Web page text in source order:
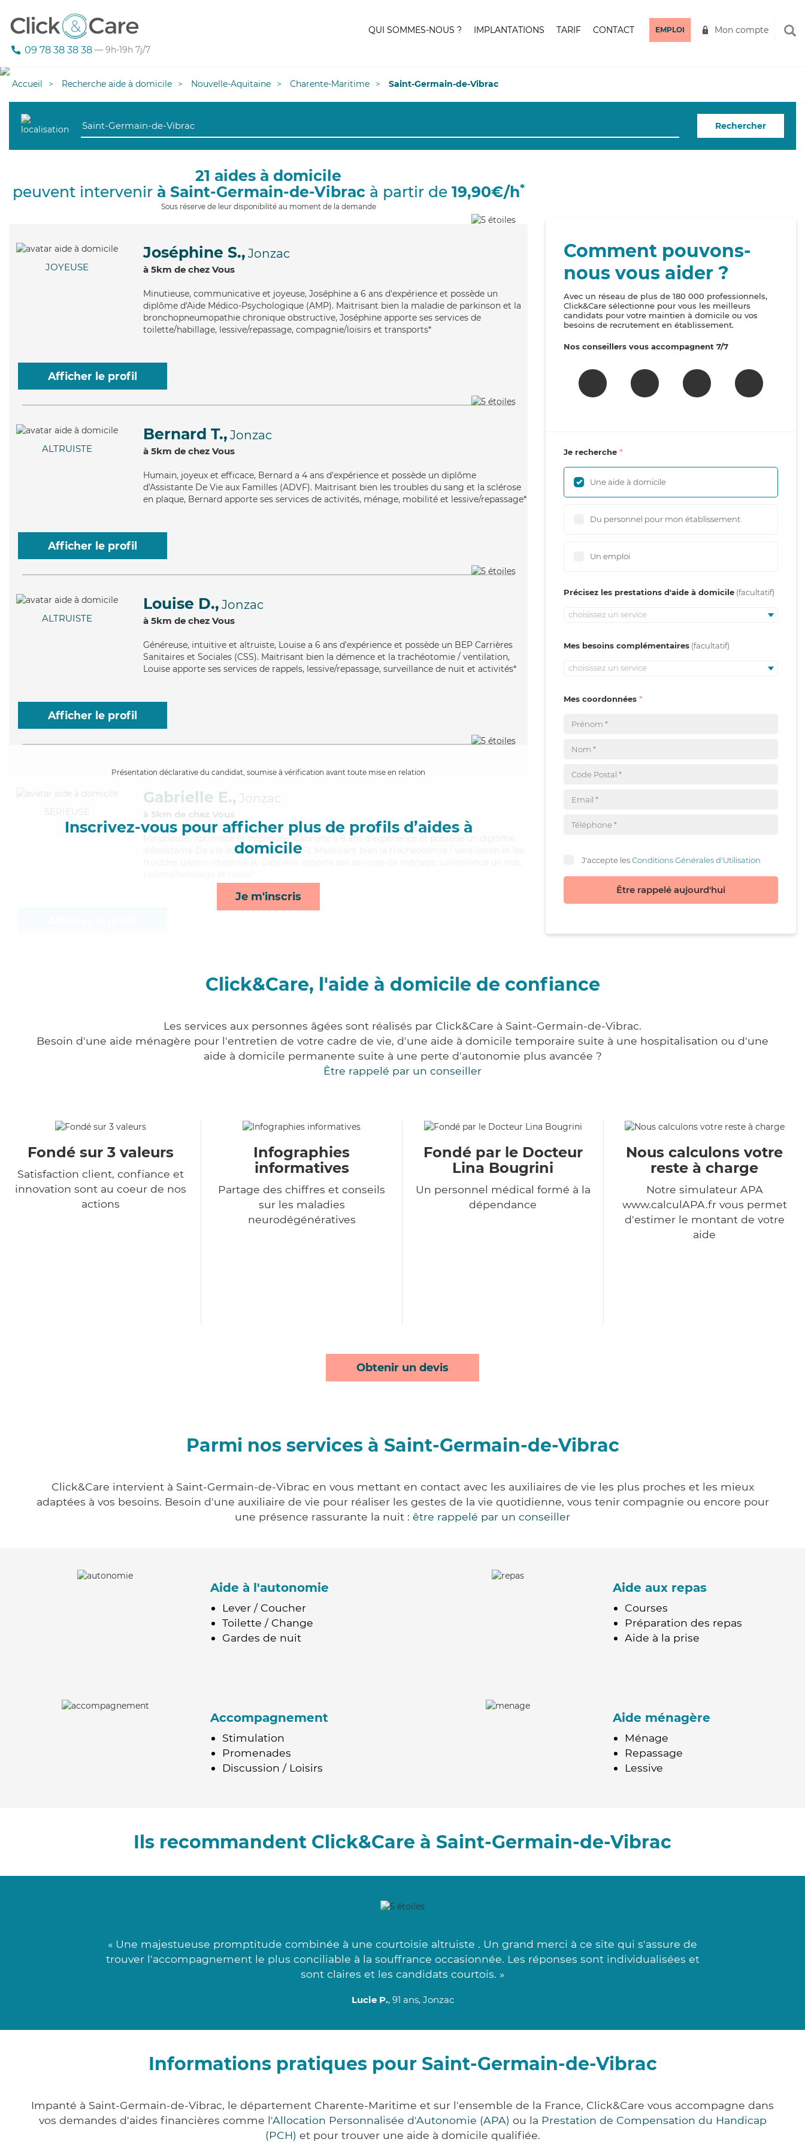
09 78 38 38 38 — 9h-19h 7j/7
QUI SOMMES-NOUS ? IMPLANTATIONS TARIF CONTACT EMPLOI Mon compte
Accueil Recherche aide à domicile Nouvelle-Aquitaine Charente-Maritime Saint-Germain-de-Vibrac
Rechercher
21 aides à domicile
peuvent intervenir à Saint-Germain-de-Vibracà partir de 19,90€/h*
Sous réserve de leur disponibilité au moment de la demande
JOYEUSE
Joséphine S., Jonzac
à 5km de chez Vous
Minutieuse, communicative et joyeuse, Joséphine a 6 ans d'expérience et possède un
diplôme d'Aide Médico-Psychologique (AMP). Maitrisant bien la maladie de parkinson et la
bronchopneumopathie chronique obstructive, Joséphine apporte ses services de
toilette/habillage, lessive/repassage, compagnie/loisirs et transports*
Afficher le profil
ALTRUISTE
Bernard T., Jonzac
à 5km de chez Vous
Humain, joyeux et efficace, Bernard a 4 ans d'expérience et possède un diplôme
d'Assistante De Vie aux Familles (ADVF). Maitrisant bien les troubles du sang et la sclérose
en plaque, Bernard apporte ses services de activités, ménage, mobilité et lessive/repassage*
Afficher le profil
ALTRUISTE
Louise D., Jonzac
à 5km de chez Vous
Généreuse, intuitive et altruiste, Louise a 6 ans d'expérience et possède un BEP Carrières
Sanitaires et Sociales (CSS). Maitrisant bien la démence et la trachéotomie / ventilation,
Louise apporte ses services de rappels, lessive/repassage, surveillance de nuit et activités*
Afficher le profil
Présentation déclarative du candidat, soumise à vérification avant toute mise en relation
Inscrivez-vous pour afficher plus de profils d’aides à
domicile
Je m'inscris
SÉRIEUSE
Gabrielle E., Jonzac
à 5km de chez Vous
Minutieuse
, optimiste et impliquée, Gabrielle a 8 ans d'expérience et possède un diplôme
d'Assistante De Vie aux Familles (ADVF). Maitrisant bien la trachéotomie / ventilation et les
Comment pouvons-
nous vous aider ?
Avec un réseau de plus de 180 000 professionnels,
Click&Care sélectionne pour vous les meilleurs
candidats pour votre maintien à domicile ou vos
besoins de recrutement en établissement.
Nos conseillers vous accompagnent 7/7
Je recherche
Une aide à domicile
Du personnel pour mon établissement
Un emploi
Précisez les prestations d'aide à domicile
choisissez un service
Mes besoins complémentaires
choisissez un service
Mes coordonnées
J'accepte lesConditions Générales d'Utilisation
Être rappelé aujourd'hui
Click&Care, l'aide à domicile de confiance
Les services aux personnes âgées sont réalisés par Click&Care à Saint-Germain-de-Vibrac.
Besoin d'une aide ménagère pour l'entretien de votre cadre de vie, d'une aide à domicile temporaire suite à une hospitalisation ou d'une
aide à domicile permanente suite à une perte d'autonomie plus avancée ?
Être rappelé par un conseiller
Fondé sur 3 valeurs
Satisfaction client, confiance et
innovation sont au coeur de nos
actions
Infographies
informatives
Partage des chiffres et conseils
sur les maladies
neurodégénératives
Fondé par le Docteur
Lina Bougrini
Un personnel médical formé à la
dépendance
Nous calculons votre
reste à charge
Notre simulateur APA
www.calculAPA.fr vous permet
d'estimer le montant de votre
aide
Obtenir un devis
Parmi nos services à Saint-Germain-de-Vibrac
Click&Care intervient à Saint-Germain-de-Vibrac en vous mettant en contact avec les auxiliaires de vie les plus proches et les mieux
adaptées à vos besoins. Besoin d'une auxiliaire de vie pour réaliser les gestes de la vie quotidienne, vous tenir compagnie ou encore pour
une présence rassurante la nuit : être rappelé par un conseiller
Aide à l'autonomie
Lever / Coucher
Toilette / Change
Gardes de nuit
Aide aux repas
Courses
Préparation des repas
Aide à la prise
Accompagnement
Stimulation
Promenades
Discussion / Loisirs
Aide ménagère
Ménage
Repassage
Lessive
Ils recommandent Click&Care à Saint-Germain-de-Vibrac
« Une majestueuse promptitude combinée à une courtoisie altruiste . Un grand merci à ce site qui s'assure de
trouver l'accompagnement le plus conciliable à la souffrance occasionnée. Les réponses sont individualisées et
sont claires et les candidats courtois. »
Lucie P., 91 ans, Jonzac
Informations pratiques pour Saint-Germain-de-Vibrac
Impanté à Saint-Germain-de-Vibrac, le département Charente-Maritime et sur l'ensemble de la France, Click&Care vous accompagne dans
vos demandes d'aides financières comme l'Allocation Personnalisée d'Autonomie (APA) ou la Prestation de Compensation du Handicap
(PCH) et pour trouver une aide à domicile qualifiée.